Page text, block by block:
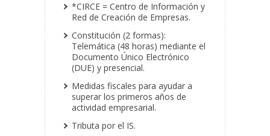
*CIRCE = Centro de Información y
Red de Creación de Empresas.
Constitución (2 formas):
Telemática (48 horas) mediante el
Documento Único Electrónico
(DUE) y presencial.
Medidas fiscales para ayudar a
superar los primeros años de
actividad empresarial.
Tributa por el IS.